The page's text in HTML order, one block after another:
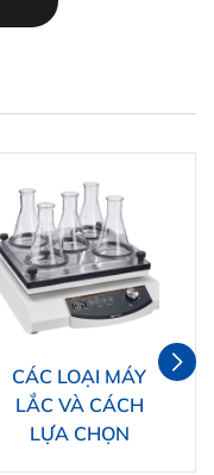
CÁC LOẠI MÁY
LẮC VÀ CÁCH
LỰA CHỌN